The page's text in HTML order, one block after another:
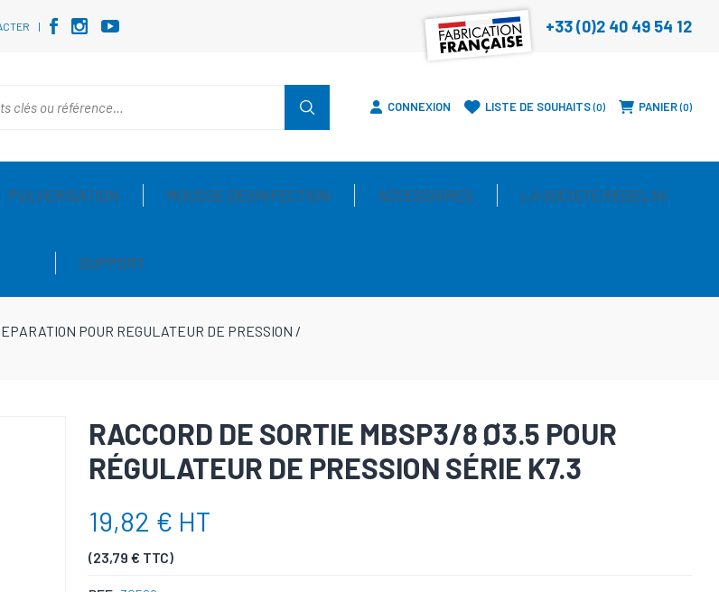
+33 (0)2 40 49 54 12
CONNEXION LISTE DE SOUHAITS 0 PANIER 0
PULVERISATION MOUSSE DESINFECTION ACCESSOIRES LA SOCIETE REGELAV
SUPPORT
POUR REGULATEUR DE PRESSION /
RACCORD DE SORTIE MBSP3/8 Ø3.5 POUR
RÉGULATEUR DE PRESSION SÉRIE K7.3
19,82 € HT
(23,79 € TTC)